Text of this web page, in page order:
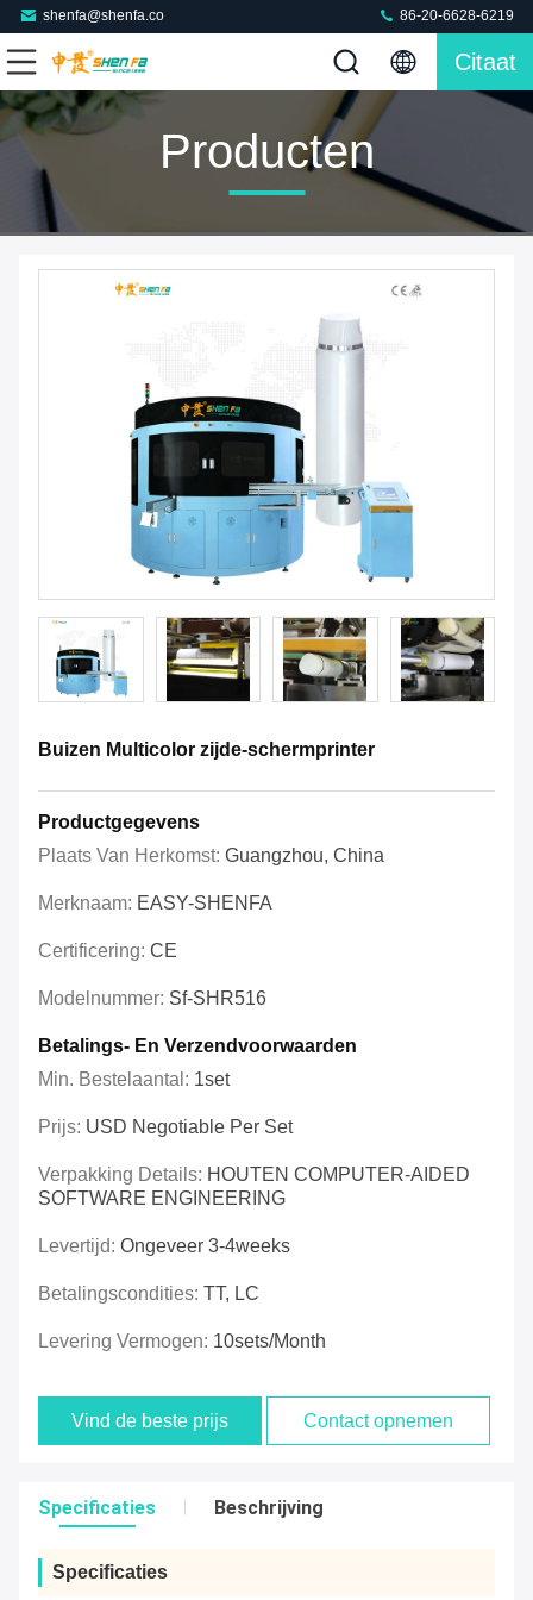
shenfa@shenfa.co 86-20-6628-6219
Citaat
Producten
Buizen Multicolor zijde-schermprinter
Productgegevens
Plaats Van Herkomst: Guangzhou, China
Merknaam: EASY-SHENFA
Certificering: CE
Modelnummer: Sf-SHR516
Betalings- En Verzendvoorwaarden
Min. Bestelaantal: 1set
Prijs: USD Negotiable Per Set
Verpakking Details: HOUTEN COMPUTER-AIDED
SOFTWARE ENGINEERING
Levertijd: Ongeveer 3-4weeks
Betalingscondities: TT, LC
Levering Vermogen: 10sets/month
Vind de beste prijs Contact opnemen
Specificaties Beschrijving
Specificaties